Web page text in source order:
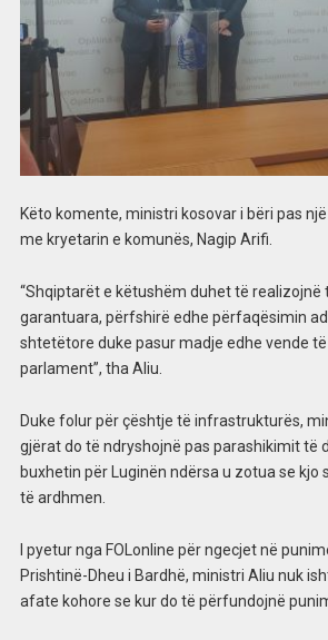
Këto komente, ministri kosovar i bëri pas
me kryetarin e komunës, Nagip Arifi.
“Shqiptarët e këtushëm duhet të realizojnë
garantuara, përfshirë edhe përfaqësimin
shtetëtore duke pasur madje edhe vende
parlament”, tha Aliu.
Duke folur për çështje të infrastrukturës,
gjërat do të ndryshojnë pas parashikimit të
buxhetin për Luginën ndërsa u zotua se kjo
të ardhmen.
I pyetur nga FOLonline për ngecjet në
Prishtinë-Dheu i Bardhë, ministri Aliu nuk
afate kohore se kur do të përfundojnë